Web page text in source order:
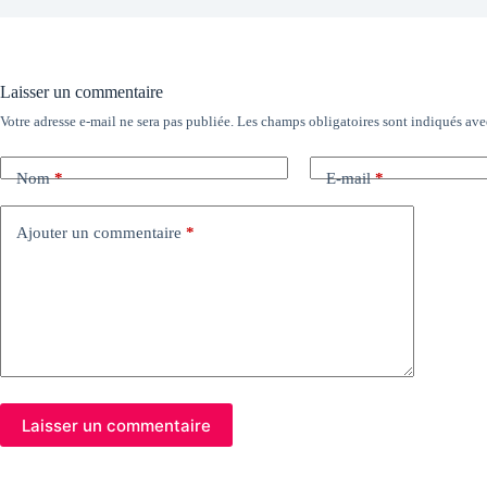
Laisser un commentaire
Votre adresse e-mail ne sera pas publiée. Les champs obligatoires sont indiqués
Nom* E-mail*
Ajouter un commentaire *
Laisser un commentaire